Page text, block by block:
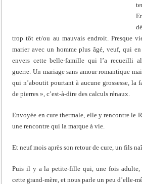
trop tôt et/ou au mauvais endroit. Presque
marier avec un homme plus âgé, veuf, qui
envers cette belle-famille qui l’a recueilli
guerre. Un mariage sans amour romantique
qui n’aboutit pourtant à aucune grossesse, la
de pierres », c’est-à-dire des calculs rénaux.
Envoyée en cure thermale, elle y rencontre le
une rencontre qui la marque à vie.
Et neuf mois après son retour de cure, un fils
Puis il y a la petite-fille qui, une fois adulte,
cette grand-mère, et nous parle un peu d’elle-